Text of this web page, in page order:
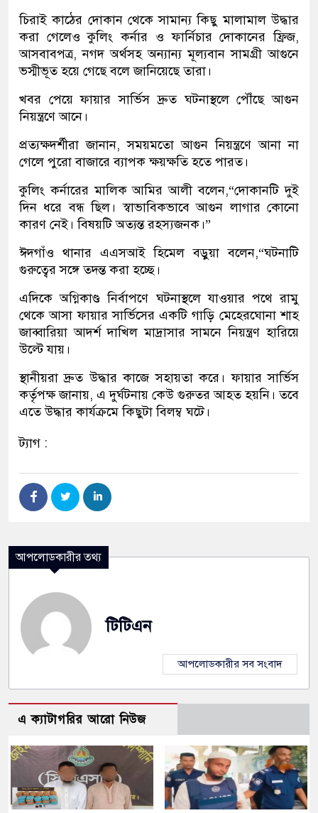
চিরাই কাঠের দোকান থেকে সামান্য কিছু মালামাল উদ্ধার
করা গেলেও কুলিং কর্নার ও ফার্নিচার দোকানের ফ্রিজ,
আসবাবপত্র, নগদ অর্থসহ অন্যান্য মূল্যবান সামগ্রী আগুনে
ভস্মীভূত হয়ে গেছে বলে জানিয়েছে তারা।
খবর পেয়ে ফায়ার সার্ভিস দ্রুত ঘটনাস্থলে পৌঁছে আগুন
নিয়ন্ত্রণে আনে।
প্রত্যক্ষদর্শীরা জানান, সময়মতো আগুন নিয়ন্ত্রণে আনা না
গেলে পুরো বাজারে ব্যাপক ক্ষয়ক্ষতি হতে পারত।
কুলিং কর্নারের মালিক আমির আলী বলেন,“দোকানটি দুই
দিন ধরে বন্ধ ছিল। স্বাভাবিকভাবে আগুন লাগার কোনো
কারণ নেই। বিষয়টি অত্যন্ত রহস্যজনক।”
ঈদগাঁও থানার এএসআই হিমেল বড়ুয়া বলেন,“ঘটনাটি
গুরুত্বের সঙ্গে তদন্ত করা হচ্ছে।
এদিকে অগ্নিকাণ্ড নির্বাপণে ঘটনাস্থলে যাওয়ার পথে রামু
থেকে আসা ফায়ার সার্ভিসের একটি গাড়ি মেহেরঘোনা শাহ
জাব্বারিয়া আদর্শ দাখিল মাদ্রাসার সামনে নিয়ন্ত্রণ হারিয়ে
উল্টে যায়।
স্থানীয়রা দ্রুত উদ্ধার কাজে সহায়তা করে। ফায়ার সার্ভিস
কর্তৃপক্ষ জানায়, এ দুর্ঘটনায় কেউ গুরুতর আহত হয়নি। তবে
এতে উদ্ধার কার্যক্রমে কিছুটা বিলম্ব ঘটে।
ট্যাগ :
আপলোডকারীর তথ্য
টিটিএন
আপলোডকারীর সব সংবাদ
এ ক্যাটাগরির আরো নিউজ